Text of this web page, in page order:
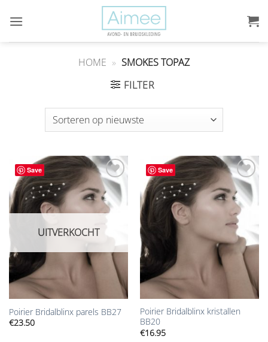
naar
HOME » SMOKES TOPAZ
FILTER
Save
Aan
verlanglijst
toevoegen
UITVERKOCHT
Poirier Bridalblinx parels BB27
€23.50
Save
Aan
verlanglijst
toevoegen
Poirier Bridalblinx kristallen
BB20
€16.95